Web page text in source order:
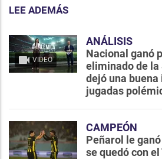
LEE ADEMÁS
VIDEO
ANÁLISIS
Nacional ganó
eliminado de la
dejó una
jugadas
CAMPEÓN
Peñarol le
se quedó con